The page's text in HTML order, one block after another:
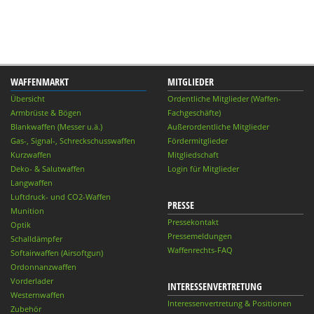
WAFFENMARKT
Übersicht
Armbrüste & Bögen
Blankwaffen (Messer u.ä.)
Gas-, Signal-, Schreckschusswaffen
Kurzwaffen
Deko- & Salutwaffen
Langwaffen
Luftdruck- und CO2-Waffen
Munition
Optik
Schalldämpfer
Softairwaffen (Airsoftgun)
Ordonnanzwaffen
Vorderlader
Westernwaffen
Zubehör
MITGLIEDER
Ordentliche Mitglieder (Waffen-
Fachgeschäfte)
Außerordentliche Mitglieder
Fördermitglieder
Mitgliedschaft
Login für Mitglieder
PRESSE
Pressekontakt
Pressemeldungen
Waffenrechts-FAQ
INTERESSENVERTRETUNG
Interessenvertretung & Positionen